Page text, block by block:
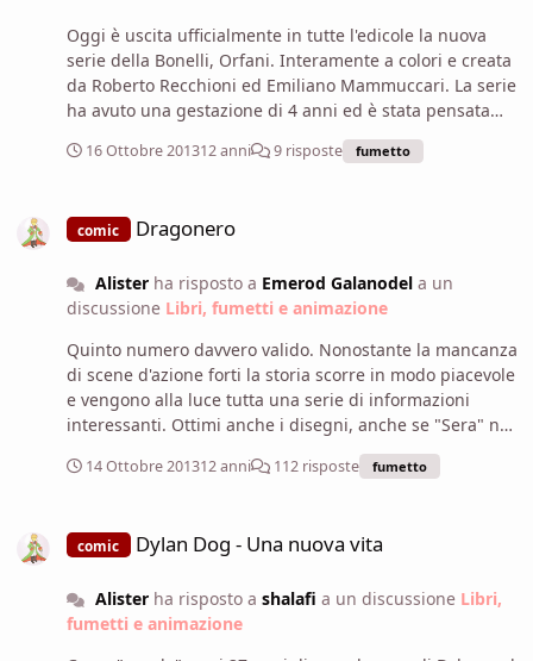
Oggi è uscita ufficialmente in tutte l'edicole la nuova
serie della Bonelli, Orfani. Interamente a colori e creata
da Roberto Recchioni ed Emiliano Mammuccari. La serie
ha avuto una gestazione di 4 anni ed è stata pensata
come una serie tv, in stagioni da 12 numeri. La tiratura
iniziale del primo numero è stata di 120.000 copie, il
sinceramente mi ha colpito in modo molto positivo. I
carta non sia patinata come nei color fest, il risultato è
strabiliante), i disegni puliti ed energici. La storia può
stando a sentire gli autori si rivelerà ricchissima di
sorprese e suspance. Inoltre trovo che la suddivisione
del fumetto in due parti distinte (gli orfani nei 10 anni
di addestramento e gli orfani arruolati e pronti a fare il
mazzo al nemico) sia un'idea molto brillante che
permetterà di sperimentare un montaggio delle vicende
piacciono fantascienza, avventura e spacconate, ve lo
consiglio caldamente. P.S. le copertine sono di quel
16 Ottobre 201312 anni 9 risposte fumetto
comic Dragonero
Alisterha risposto a Emerod Galanodela un
discussione Libri, fumetti e animazione
Quinto numero davvero valido. Nonostante la mancanza
di scene d'azione forti la storia scorre in modo piacevole
e vengono alla luce tutta una serie di informazioni
interessanti. Ottimi anche i disegni, anche se "Sera" ne
risulta parecchio stravolta (ma non per questo meno
interessante). Io tendo a considerare questo il vero
eccessive al mondo dei gdr. Quinto numero molto
14 Ottobre 201312 anni 112 risposte fumetto
comic Dylan Dog - Una nuova vita
Alisterha risposto a shalafi a un discussione Libri,
fumetti e animazione